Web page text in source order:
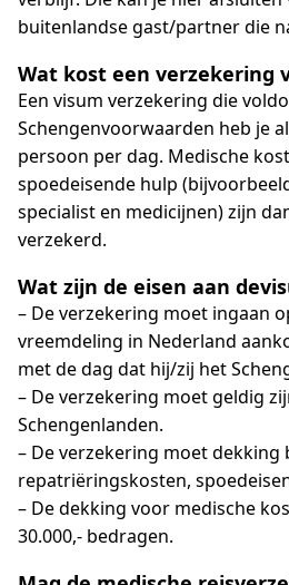
buitenlandse gast/partner die
Wat kost een verzekering
Een visum verzekering die
Schengenvoorwaarden heb je
persoon per dag. Medische
spoedeisende hulp
specialist en medicijnen) zijn
verzekerd.
Wat zijn de eisen aan de
– De verzekering moet ingaan
vreemdeling in Nederland
met de dag dat hij/zij het
– De verzekering moet geldig
Schengenlanden.
– De verzekering moet dekking
repatriëringskosten,
– De dekking voor medische
30.000,- bedragen.